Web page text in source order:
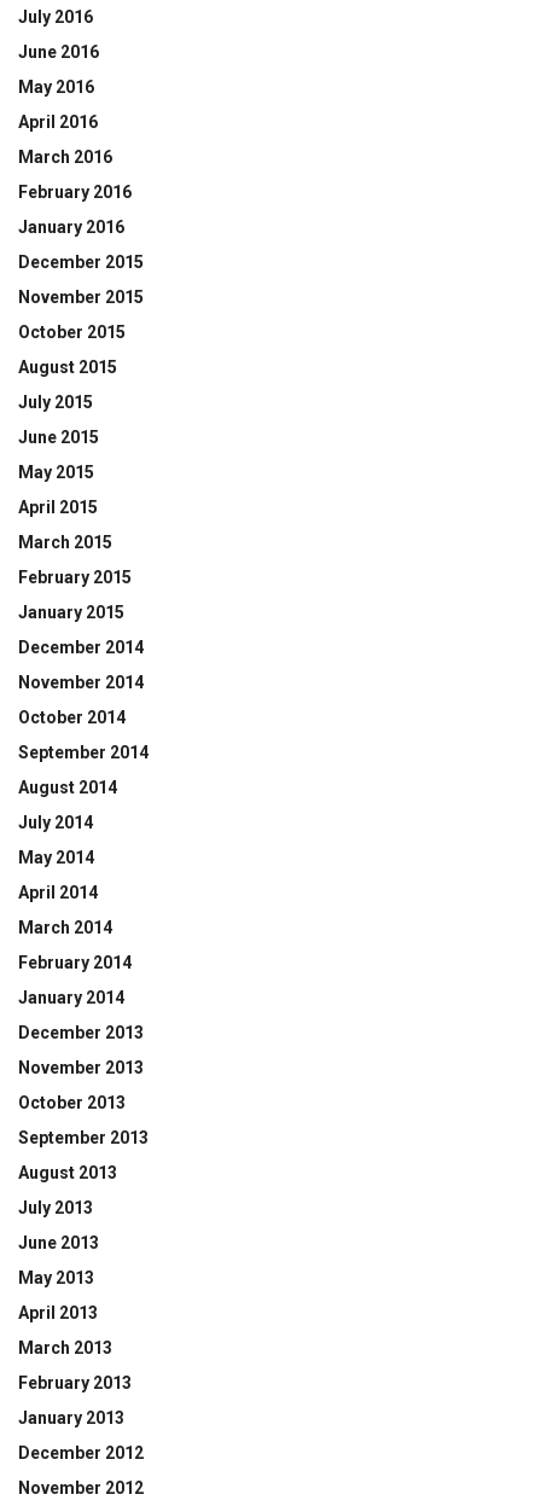
July 2016
June 2016
May 2016
April 2016
March 2016
February 2016
January 2016
December 2015
November 2015
October 2015
August 2015
July 2015
June 2015
May 2015
April 2015
March 2015
February 2015
January 2015
December 2014
November 2014
October 2014
September 2014
August 2014
July 2014
May 2014
April 2014
March 2014
February 2014
January 2014
December 2013
November 2013
October 2013
September 2013
August 2013
July 2013
June 2013
May 2013
April 2013
March 2013
February 2013
January 2013
December 2012
November 2012